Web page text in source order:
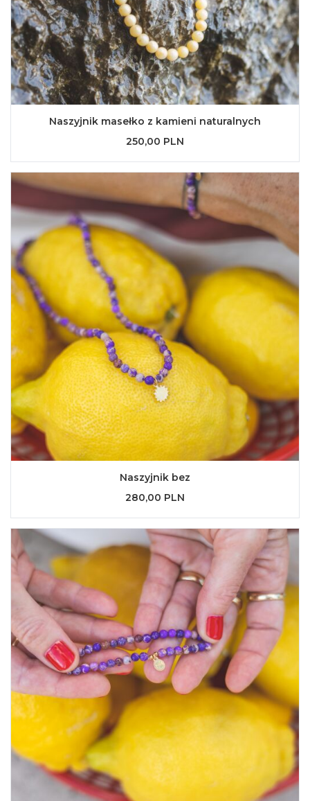
Naszyjnik masełko z kamieni naturalnych
250,00 PLN
Naszyjnik bez
280,00 PLN